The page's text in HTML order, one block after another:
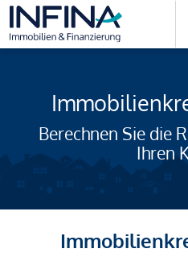
Berechnen Sie die
Ihren